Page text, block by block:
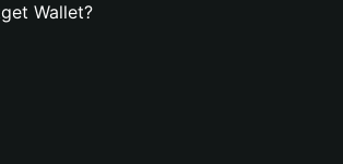
Wallet?